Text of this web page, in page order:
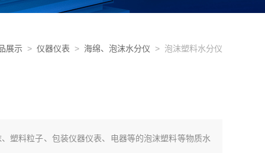
展示 > 仪器仪表 > 海绵、泡沫水分仪 > 泡沫塑料水分仪
塑料粒子、包装仪器仪表、电器等的泡沫塑料等物质水